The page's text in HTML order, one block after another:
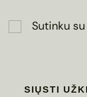
Sutinku su
SIŲSTI